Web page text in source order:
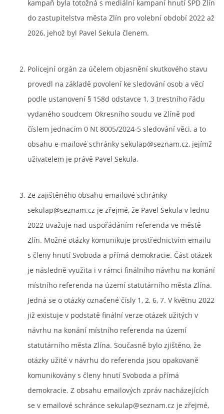
kampaň byla totožná s mediální kampaní hnutí SPD Zlín
do zastupitelstva města Zlín pro volební období 2022 až
2026, jehož byl Pavel Sekula členem.
Policejní orgán za účelem objasnění skutkového stavu
provedl na základě povolení ke sledování osob a věcí
podle ustanovení § 158d odstavce 1, 3 trestního řádu
vydaného soudcem Okresního soudu ve Zlíně pod
číslem jednacím 0 Nt 8005/2024-5 sledování věci, a to
obsahu e-mailové schránky sekulap@seznam.cz, jejímž
uživatelem je právě Pavel Sekula.
Ze zajištěného obsahu emailové schránky
sekulap@seznam.cz je zřejmé, že Pavel Sekula v lednu
2022 uvažuje nad uspořádáním referenda ve městě
Zlín. Možné otázky komunikuje prostřednictvím emailu
s členy hnutí Svoboda a přímá demokracie. Část otázek
je následně využita i v rámci finálního návrhu na konání
místního referenda na území statutárního města Zlína.
Jedná se o otázky označené čísly 1, 2, 6, 7. V květnu 2022
již existuje v podstatě finální verze otázek užitých v
návrhu na konání místního referenda na území
statutárního města Zlína. Současně bylo zjištěno, že
otázky užité v návrhu do referenda jsou opakovaně
komunikovány s členy hnutí Svoboda a přímá
demokracie. Z obsahu emailových zpráv nacházejících
se v emailové schránce sekulap@seznam.cz je zřejmé,